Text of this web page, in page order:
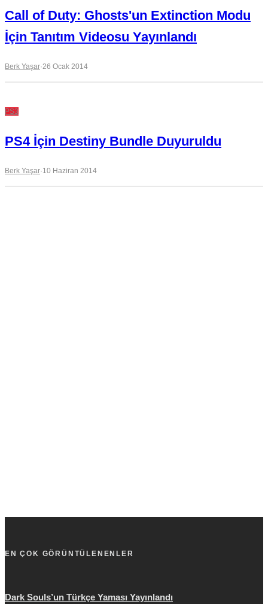
Call of Duty: Ghosts'un Extinction Modu
İçin Tanıtım Videosu Yayınlandı
Berk Yaşar·26 Ocak 2014
PS3
PS4 İçin Destiny Bundle Duyuruldu
Berk Yaşar·10 Haziran 2014
EN ÇOK GÖRÜNTÜLENENLER
Dark Souls’un Türkçe Yaması Yayınlandı